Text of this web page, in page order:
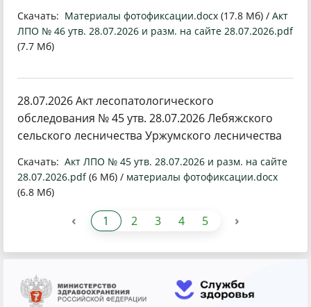
Скачать: Материалы фотофиксации.docx (17.8 Мб) / Акт
ЛПО № 46 утв. 28.07.2026 и разм. на сайте 28.07.2026.pdf
(7.7 Мб)
28.07.2026 Акт лесопатологического
обследования № 45 утв. 28.07.2026 Лебяжского
сельского лесничества Уржумского лесничества
Скачать: Акт ЛПО № 45 утв. 28.07.2026 и разм. на сайте
28.07.2026.pdf(6 Мб) / материалы фотофиксации.docx
(6.8 Мб)
‹ 1 2 3 4 5 ›